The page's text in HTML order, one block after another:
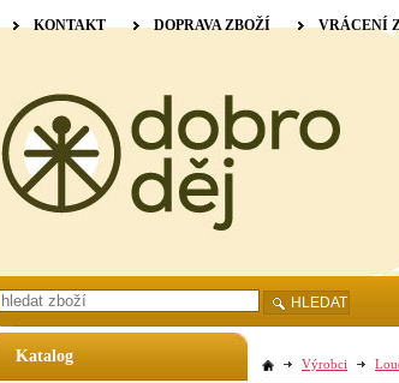
Katalog Výrobci
KONTAKT DOPRAVA ZBOŽÍ VRÁCENÍ
HLEDAT